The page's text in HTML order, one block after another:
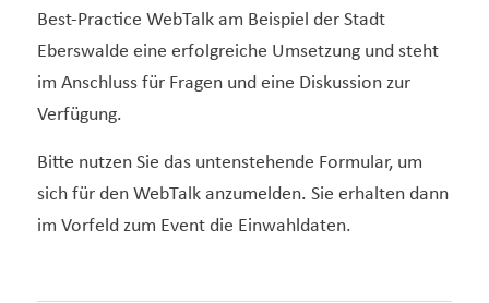
Best-Practice WebTalk am Beispiel der Stadt
Eberswalde eine erfolgreiche Umsetzung und steht
im Anschluss für Fragen und eine Diskussion zur
Verfügung.
Bitte nutzen Sie das untenstehende Formular, um
sich für den WebTalk anzumelden. Sie erhalten dann
im Vorfeld zum Event die Einwahldaten.